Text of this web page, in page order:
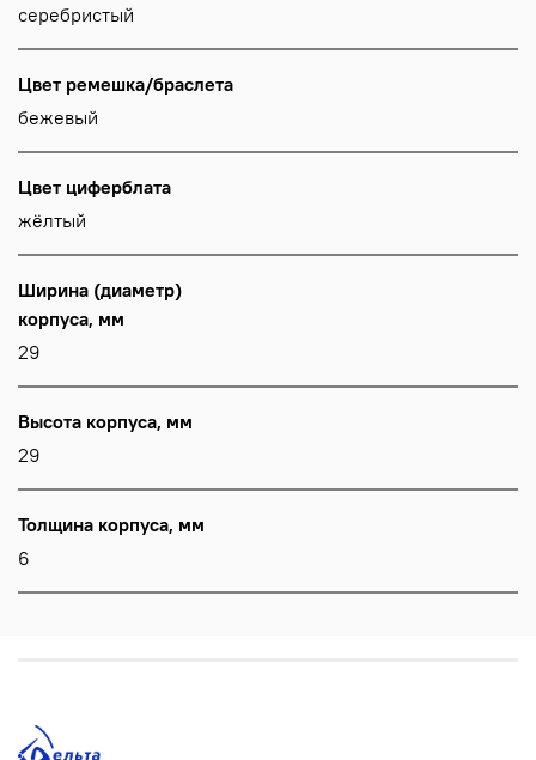
серебристый
Цвет ремешка/браслета
бежевый
Цвет циферблата
жёлтый
Ширина (диаметр)
корпуса, мм
29
Высота корпуса, мм
29
Толщина корпуса, мм
6